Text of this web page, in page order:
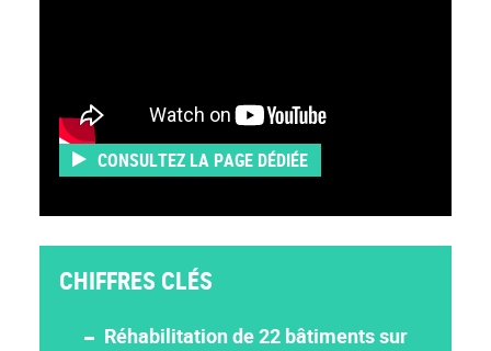
CONSULTEZ LA PAGE DÉDIÉE
CHIFFRES CLÉS
Réhabilitation de 22 bâtiments sur